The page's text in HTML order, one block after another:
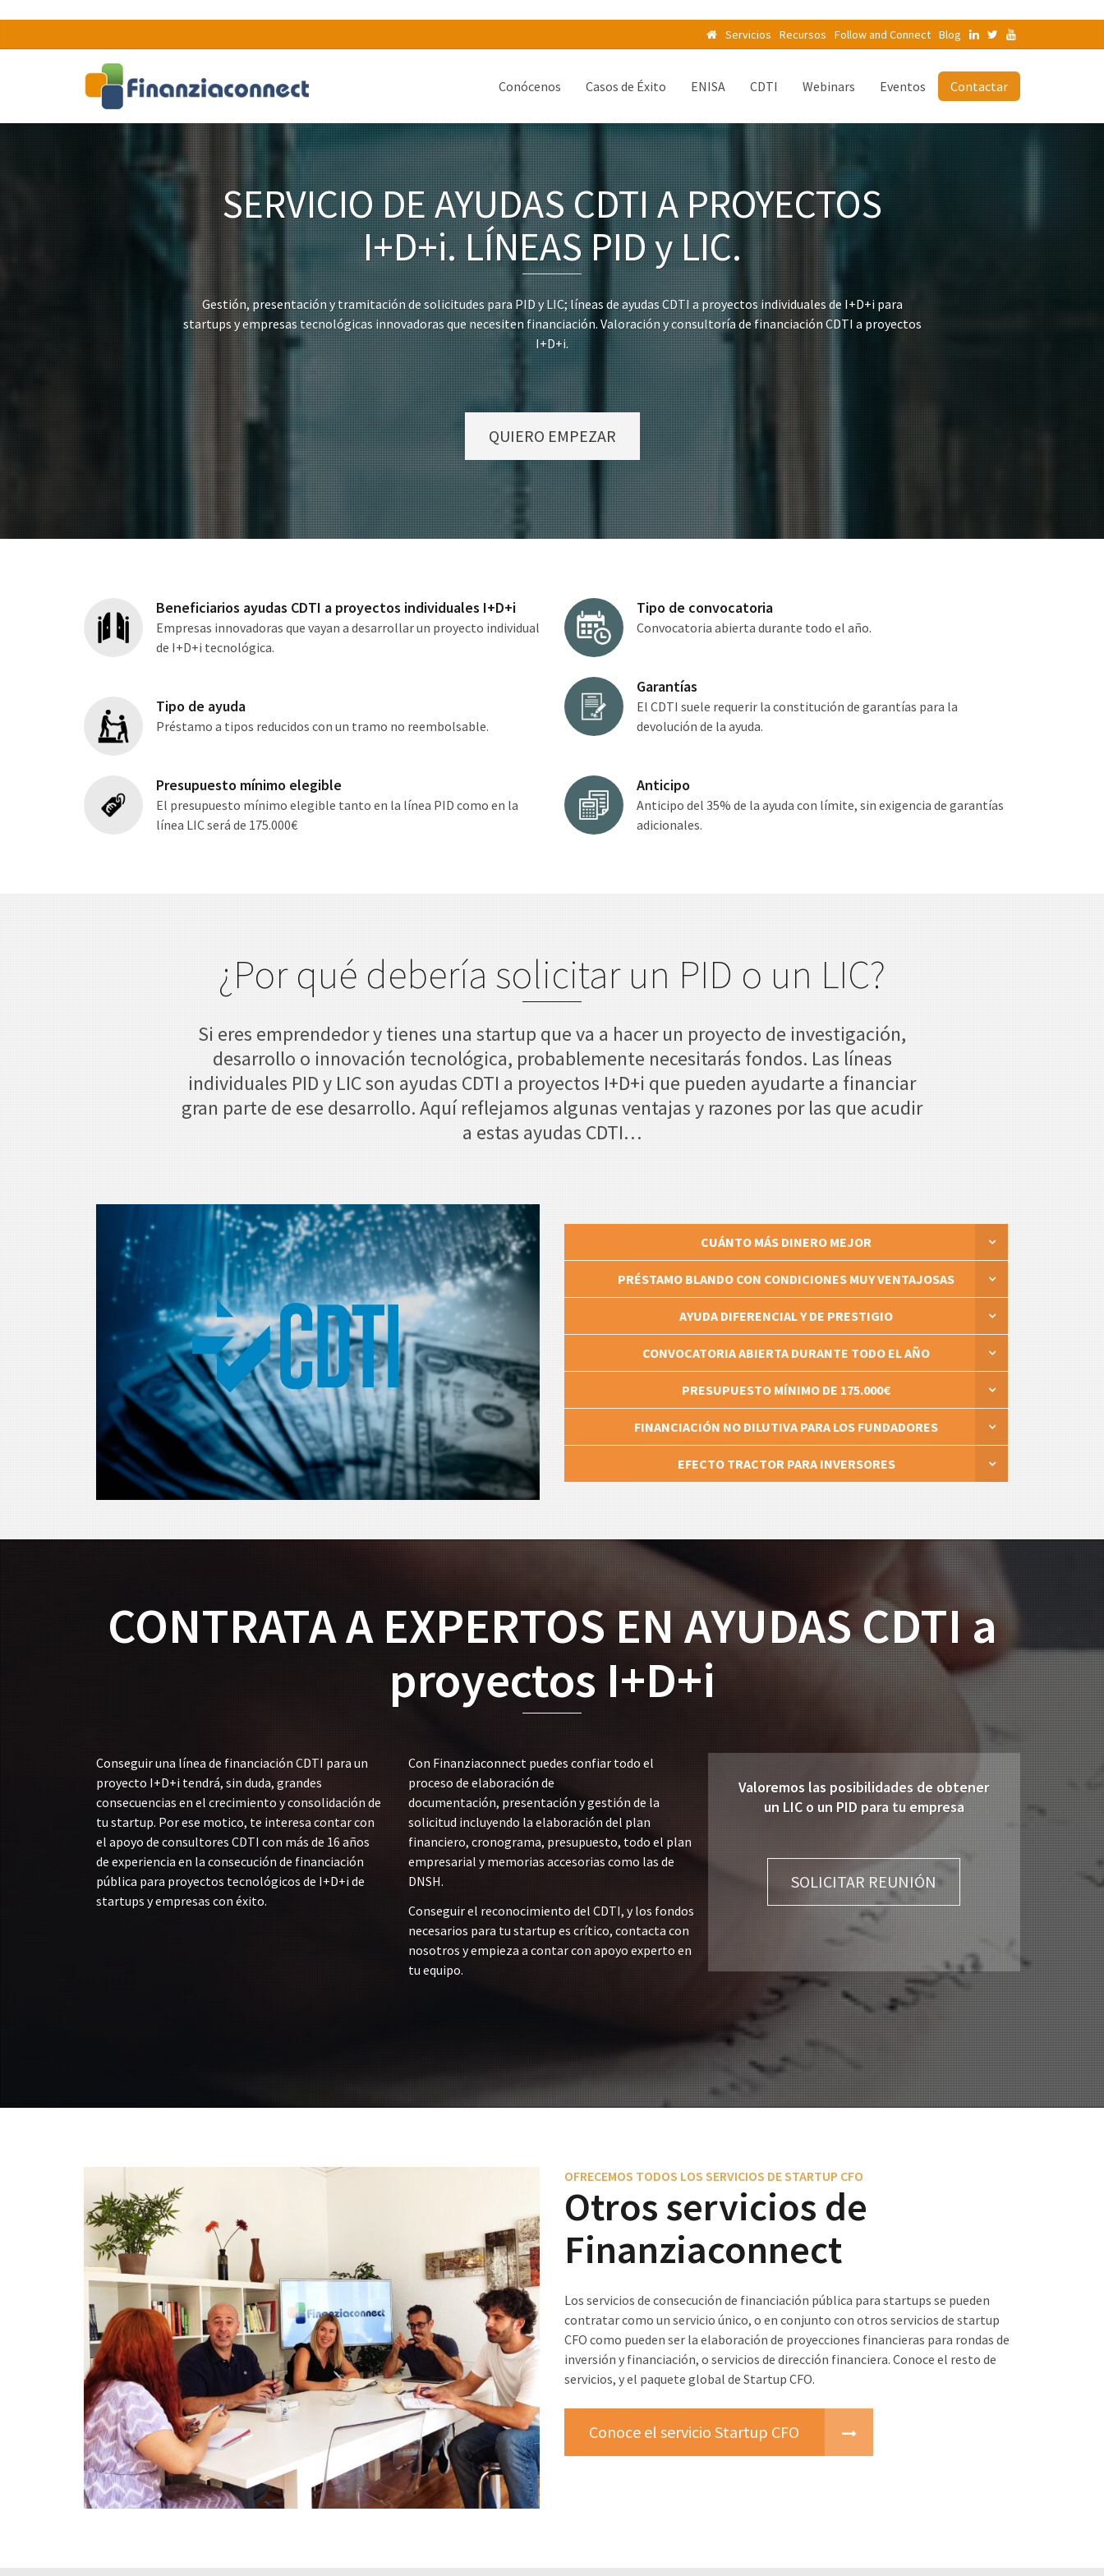
Servicios Recursos Follow and Connect Blog
Conócenos Casos de Éxito ENISA CDTI Webinars Eventos Contactar
SERVICIO DE AYUDAS CDTI A PROYECTOS
I+D+i. LÍNEAS PID y LIC.
Gestión, presentación y tramitación de solicitudes para PID y LIC; líneas de ayudas CDTI a proyectos individuales de I+D+i para
startups y empresas tecnológicas innovadoras que necesiten financiación. Valoración y consultoría de financiación CDTI a proyectos
I+D+i.
QUIERO EMPEZAR
Beneficiarios ayudas CDTI a proyectos individuales I+D+i
Empresas innovadoras que vayan a desarrollar un proyecto individual
de I+D+i tecnológica.
Tipo de ayuda
Préstamo a tipos reducidos con un tramo no reembolsable.
Presupuesto mínimo elegible
El presupuesto mínimo elegible tanto en la línea PID como en la
línea LIC será de 175.000€
Tipo de convocatoria
Convocatoria abierta durante todo el año.
Garantías
El CDTI suele requerir la constitución de garantías para la
devolución de la ayuda.
Anticipo
Anticipo del 35% de la ayuda con límite, sin exigencia de garantías
adicionales.
¿Por qué debería solicitar un PID o un LIC?
Si eres emprendedor y tienes una startup que va a hacer un proyecto de investigación,
desarrollo o innovación tecnológica, probablemente necesitarás fondos. Las líneas
individuales PID y LIC son ayudas CDTI a proyectos I+D+i que pueden ayudarte a financiar
gran parte de ese desarrollo. Aquí reflejamos algunas ventajas y razones por las que acudir
a estas ayudas CDTI…
CUÁNTO MÁS DINERO MEJOR
PRÉSTAMO BLANDO CON CONDICIONES MUY VENTAJOSAS
AYUDA DIFERENCIAL Y DE PRESTIGIO
CONVOCATORIA ABIERTA DURANTE TODO EL AÑO
PRESUPUESTO MÍNIMO DE 175.000€
FINANCIACIÓN NO DILUTIVA PARA LOS FUNDADORES
EFECTO TRACTOR PARA INVERSORES
CONTRATA A EXPERTOS EN AYUDAS CDTI a
proyectos I+D+i
Conseguir una línea de financiación CDTI para un
proyecto I+D+i tendrá, sin duda, grandes
consecuencias en el crecimiento y consolidación de
tu startup. Por ese motico, te interesa contar con
el apoyo de consultores CDTI con más de 16 años
de experiencia en la consecución de financiación
pública para proyectos tecnológicos de I+D+i de
startups y empresas con éxito.
Con Finanziaconnect puedes confiar todo el
proceso de elaboración de
documentación, presentación y gestión de la
solicitud incluyendo la elaboración del plan
financiero, cronograma, presupuesto, todo el plan
empresarial y memorias accesorias como las de
DNSH.
Conseguir el reconocimiento del CDTI, y los fondos
necesarios para tu startup es crítico, contacta con
nosotros y empieza a contar con apoyo experto en
tu equipo.
Valoremos las posibilidades de obtener
un LIC o un PID para tu empresa
SOLICITAR REUNIÓN
OFRECEMOS TODOS LOS SERVICIOS DE STARTUP CFO
Otros servicios de
Finanziaconnect
Los servicios de consecución de financiación pública para startups se pueden
contratar como un servicio único, o en conjunto con otros servicios de startup
CFO como pueden ser la elaboración de proyecciones financieras para rondas de
inversión y financiación, o servicios de dirección financiera. Conoce el resto de
servicios, y el paquete global de Startup CFO.
Conoce el servicio Startup CFO